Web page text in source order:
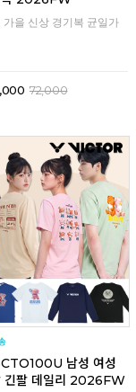
을 신상 경기복 균일가
72,000
남성 여성
긴팔 데일리 2026FW